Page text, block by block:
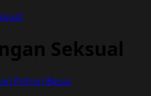
Seksual
Pohon Besar